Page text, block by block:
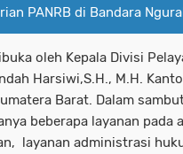
PANRB di Bandara
oleh Kepala Divisi
Harsiwi,S.H., M.H.
Barat. Dalam
beberapa layanan pada
layanan administrasi